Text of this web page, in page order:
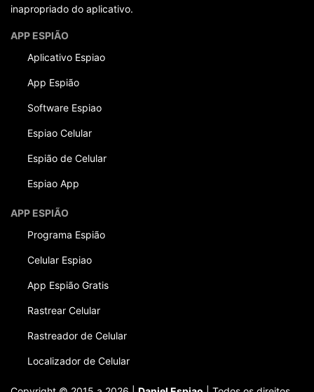
inapropriado do aplicativo.
APP ESPIÃO
Aplicativo Espiao
App Espião
Software Espiao
Espiao Celular
Espião de Celular
Espiao App
APP ESPIÃO
Programa Espião
Celular Espiao
App Espião Gratis
Rastrear Celular
Rastreador de Celular
Localizador de Celular